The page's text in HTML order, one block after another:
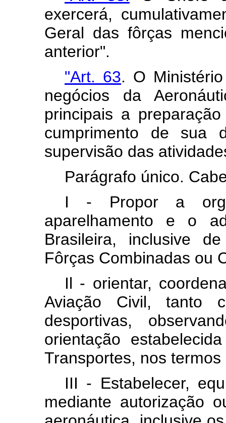
exercerá,
Geral das fôrças
anterior".
"Art. 63. O
negócios da
principais a
cumprimento de sua
supervisão das
Parágrafo único.
I - Propor a
aparelhamento e o
Brasileira, inclusive
Fôrças Combinadas ou
Il - orientar,
Aviação Civil, tanto
desportivas,
orientação
Transportes, nos
III - Estabelecer,
mediante autorização